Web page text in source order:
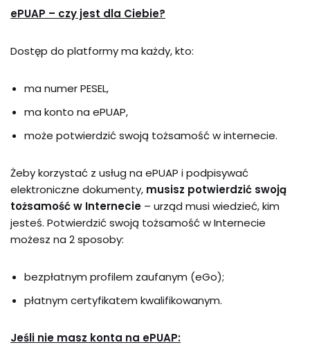
ePUAP – czy jest dla Ciebie?
Dostęp do platformy ma każdy, kto:
ma numer PESEL,
ma konto na ePUAP,
może potwierdzić swoją tożsamość w internecie.
Żeby korzystać z usług na ePUAP i podpisywać
elektroniczne dokumenty, musisz potwierdzić swoją
tożsamość w Internecie – urząd musi wiedzieć, kim
jesteś. Potwierdzić swoją tożsamość w Internecie
możesz na 2 sposoby:
bezpłatnym profilem zaufanym (eGo);
płatnym certyfikatem kwalifikowanym.
Jeśli nie masz konta na ePUAP: